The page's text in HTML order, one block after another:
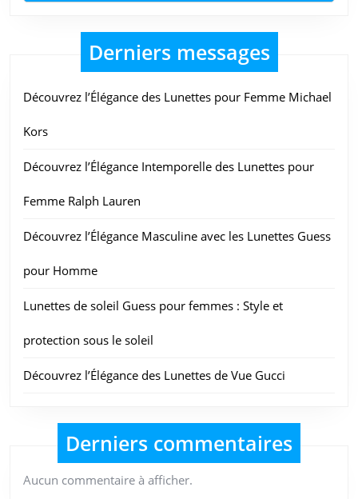
Derniers messages
Découvrez l’Élégance des Lunettes pour Femme Michael
Kors
Découvrez l’Élégance Intemporelle des Lunettes pour
Femme Ralph Lauren
Découvrez l’Élégance Masculine avec les Lunettes Guess
pour Homme
Lunettes de soleil Guess pour femmes : Style et
protection sous le soleil
Découvrez l’Élégance des Lunettes de Vue Gucci
Derniers commentaires
Aucun commentaire à afficher.